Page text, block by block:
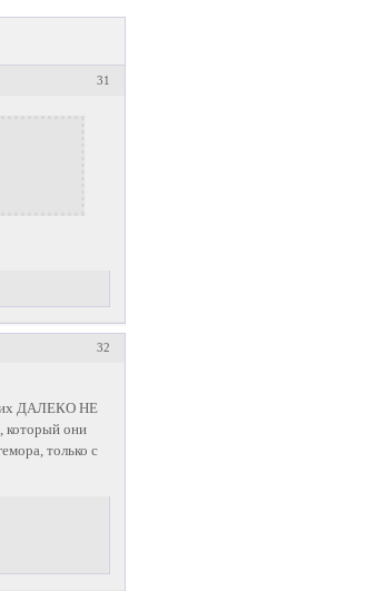
31
32
их ДАЛЕКО НЕ
который они
только с